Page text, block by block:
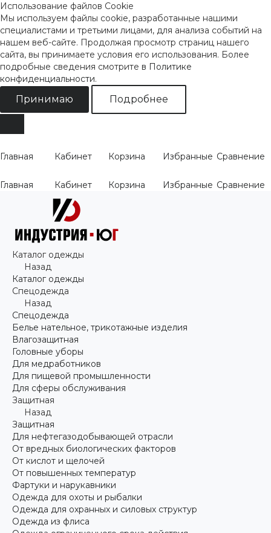
Использование файлов Cookie
Мы используем файлы cookie, разработанные нашими
специалистами и третьими лицами, для анализа событий на
нашем веб-сайте. Продолжая просмотр страниц нашего
сайта, вы принимаете условия его использования. Более
подробные сведения смотрите в Политике
конфиденциальности.
Принимаю Подробнее
Главная Кабинет Корзина Избранные Сравнение
Главная Кабинет Корзина Избранные Сравнение
Каталог одежды
Назад
Каталог одежды
Спецодежда
Назад
Спецодежда
Белье нательное, трикотажные изделия
Влагозащитная
Головные уборы
Для медработников
Для пищевой промышленности
Для сферы обслуживания
Защитная
Назад
Защитная
Для нефтегазодобывающей отрасли
От вредных биологических факторов
От кислот и щелочей
От повышенных температур
Фартуки и нарукавники
Одежда для охоты и рыбалки
Одежда для охранных и силовых структур
Одежда из флиса